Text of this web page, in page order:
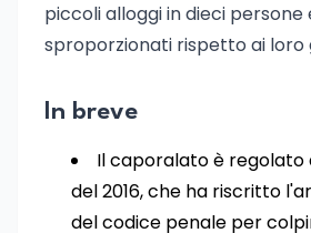
piccoli alloggi in dieci
sproporzionati rispetto ai loro
In breve
Il caporalato è regolato
del 2016, che ha riscritto
del codice penale per